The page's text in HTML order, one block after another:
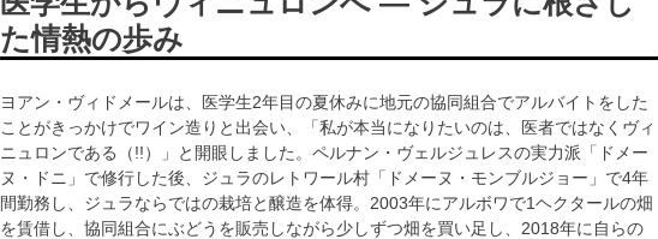
た情熱の歩み
ヨアン・ヴィドメールは、医学生2年目の夏休みに地元の協同組合でアルバイトをした
ことがきっかけでワイン造りと出会い、「私が本当になりたいのは、医者ではなくヴィ
ニュロンである（!!）」と開眼しました。ペルナン・ヴェルジュレスの実力派「ドメー
ヌ・ドニ」で修行した後、ジュラのレトワール村「ドメーヌ・モンブルジョー」で4年
間勤務し、ジュラならではの栽培と醸造を体得。2003年にアルボワで1ヘクタールの畑
を賃借し、協同組合にぶどうを販売しながら少しずつ畑を買い足し、2018年に自らの